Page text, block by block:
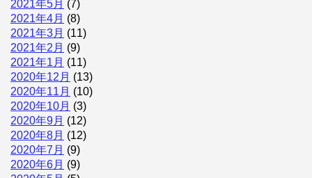
2021年5月 (7)
2021年4月 (8)
2021年3月 (11)
2021年2月 (9)
2021年1月 (11)
2020年12月 (13)
2020年11月 (10)
2020年10月 (3)
2020年9月 (12)
2020年8月 (12)
2020年7月 (9)
2020年6月 (9)